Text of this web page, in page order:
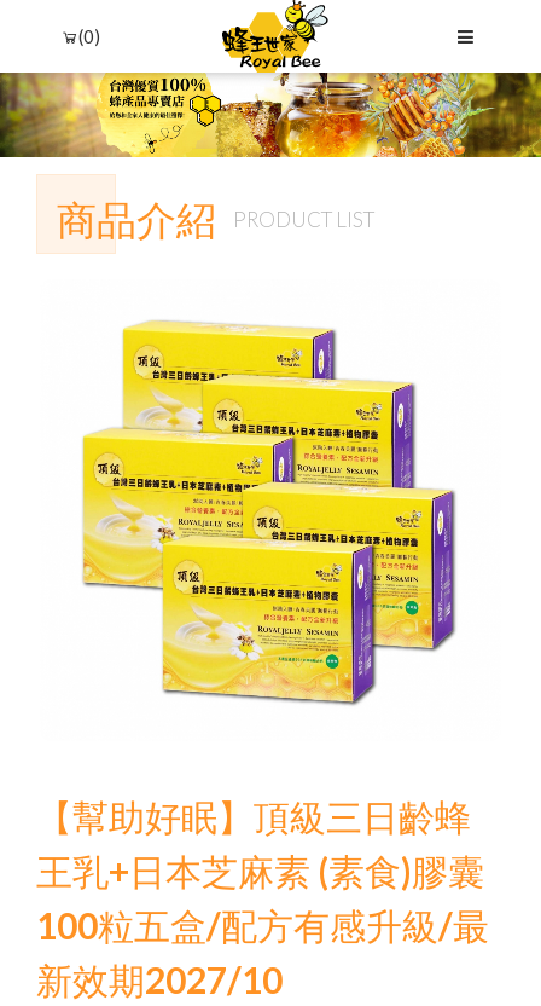
(0)
商品介紹 PRODUCT LIST
【幫助好眠】頂級三日齡蜂
王乳+日本芝麻素 (素食)膠囊
100粒五盒/配方有感升級/最
新效期2027/10